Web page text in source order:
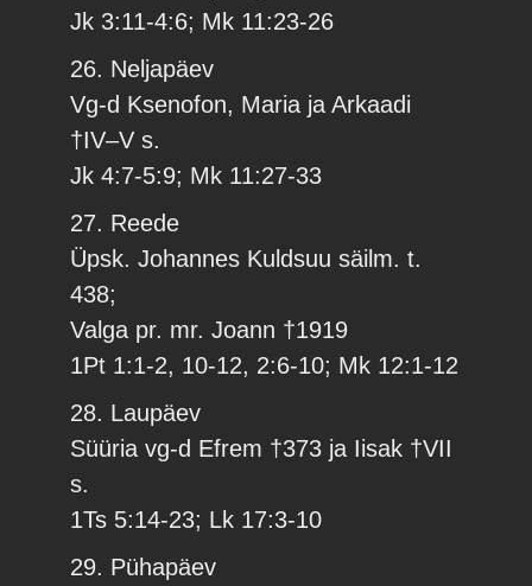
Jk 3:11-4:6; Mk 11:23-26
26. Neljapäev
Vg-d Ksenofon, Maria ja Arkaadi
†IV–V s.
Jk 4:7-5:9; Mk 11:27-33
27. Reede
Üpsk. Johannes Kuldsuu säilm. t.
438;
Valga pr. mr. Joann †1919
1Pt 1:1-2, 10-12, 2:6-10; Mk 12:1-12
28. Laupäev
Süüria vg-d Efrem †373 ja Iisak †VII
s.
1Ts 5:14-23; Lk 17:3-10
29. Pühapäev